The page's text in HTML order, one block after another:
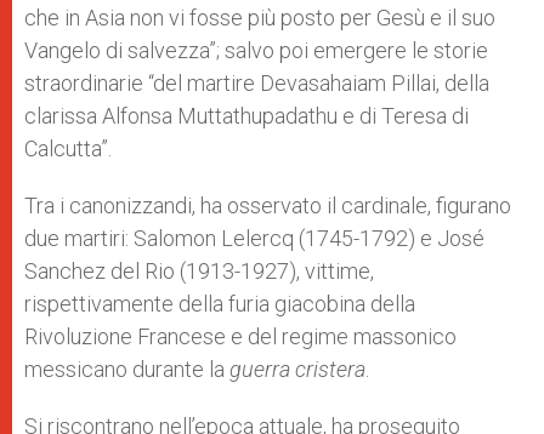
che in Asia non vi fosse più posto per Gesù e il suo
Vangelo di salvezza”; salvo poi emergere le storie
straordinarie “del martire Devasahaiam Pillai, della
clarissa Alfonsa Muttathupadathu e di Teresa di
Calcutta”.
Tra i canonizzandi, ha osservato il cardinale, figurano
due martiri: Salomon Lelercq (1745-1792) e José
Sanchez del Rio (1913-1927), vittime,
rispettivamente della furia giacobina della
Rivoluzione Francese e del regime massonico
messicano durante la guerra cristera
Si riscontrano nell’epoca attuale, ha proseguito